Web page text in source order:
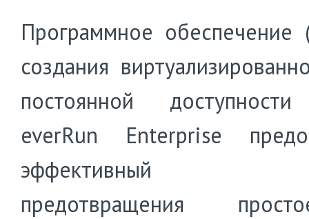
Программное
создания
постоянной
everRun Enterprise
эффективный
предотвращения